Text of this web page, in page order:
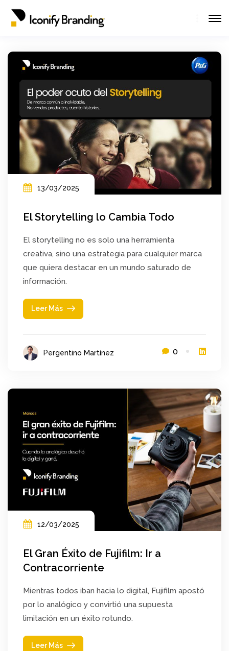
13/03/2025
El Storytelling lo Cambia Todo
El storytelling no es solo una herramienta
creativa, sino una estrategia para cualquier marca
que quiera destacar en un mundo saturado de
información.
Leer Más
Pergentino Martínez 0
12/03/2025
El Gran Éxito de Fujifilm: Ir a
Contracorriente
Mientras todos iban hacia lo digital, Fujifilm apostó
por lo analógico y convirtió una supuesta
limitación en un éxito rotundo.
Leer Más